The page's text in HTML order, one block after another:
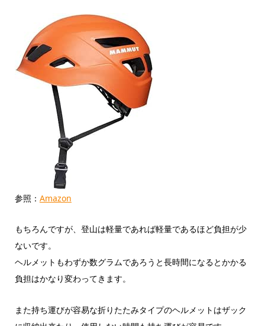
参照： Amazon
もちろんですが、登山は軽量であれば軽量であるほど負担が少
ないです。
ヘルメットもわずか数グラムであろうと長時間になるとかかる
負担はかなり変わってきます。
また持ち運びが容易な折りたたみタイプのヘルメットはザック